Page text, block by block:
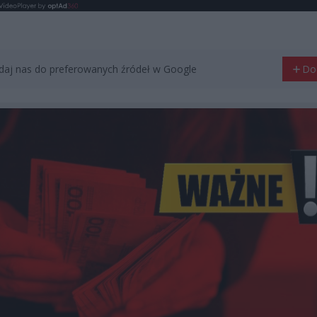
nas do preferowanych źródeł w Google